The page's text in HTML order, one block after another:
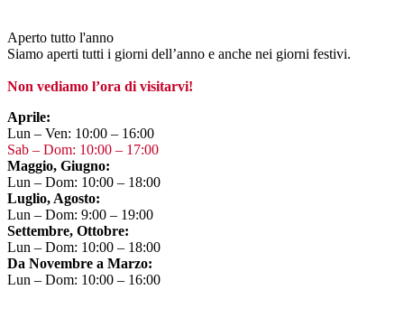
Aperto tutto l'anno
Siamo aperti tutti i giorni dell’anno e anche nei giorni festivi.
Non vediamo l’ora di visitarvi!
Aprile:
Lun – Ven: 10:00 – 16:00
Sab – Dom: 10:00 – 17:00
Maggio, Giugno:
Lun – Dom: 10:00 – 18:00
Luglio, Agosto:
Lun – Dom: 9:00 – 19:00
Settembre, Ottobre:
Lun – Dom: 10:00 – 18:00
Da Novembre a Marzo:
Lun – Dom: 10:00 – 16:00